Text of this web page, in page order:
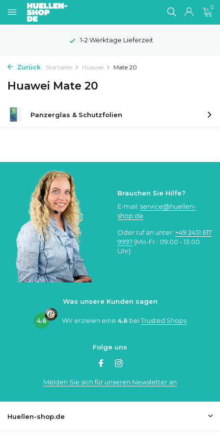
0
1-2 Werktage Lieferzeit
Zurück Startseite Huawei Mate 20
Huawei Mate 20
Panzerglas & Schutzfolien
Brauchen Sie Hilfe?
E-mail: service@huellen-
shop.de
Oder ruf an unter: +49 2451 617
9997 (Mo-Fr.: 09:00 - 13:00
Uhr)
Was unsere Kunden sagen
4.6 Wir erzielen eine 4.6 beiTrusted Shops
Folge uns
Melden Sie sich für unseren Newsletter an
Huellen-shop.de